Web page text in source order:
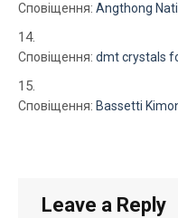
Сповіщення: Angthong
Сповіщення: dmt crystals
Сповіщення: Bassetti
Leave a Reply